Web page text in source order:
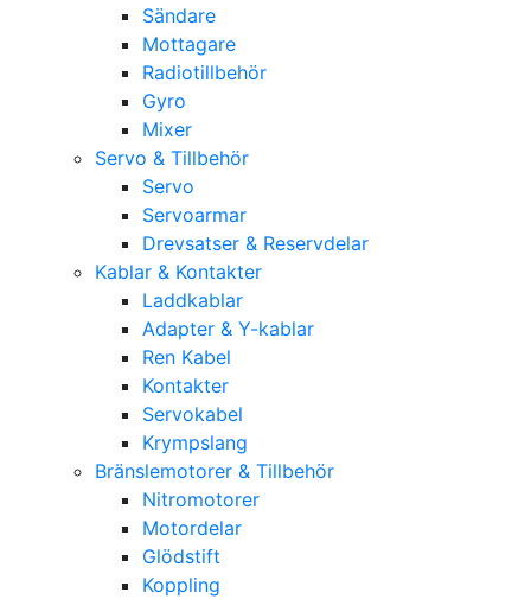
Sändare
Mottagare
Radiotillbehör
Gyro
Mixer
Servo & Tillbehör
Servo
Servoarmar
Drevsatser & Reservdelar
Kablar & Kontakter
Laddkablar
Adapter & Y-kablar
Ren Kabel
Kontakter
Servokabel
Krympslang
Bränslemotorer & Tillbehör
Nitromotorer
Motordelar
Glödstift
Koppling